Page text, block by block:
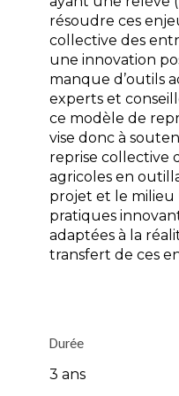
résoudre ces
collective des
une innovation
manque d’outils
experts et
ce modèle de
vise donc à
reprise collective
agricoles en
projet et le milieu
pratiques
adaptées à la
transfert de ces
Durée
3 ans